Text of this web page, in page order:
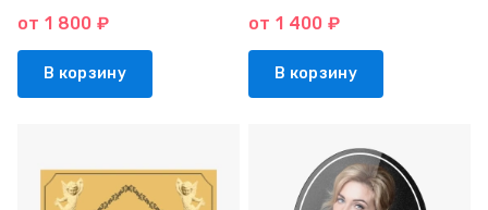
от 1 800 ₽
В корзину
от 1 400 ₽
В корзину